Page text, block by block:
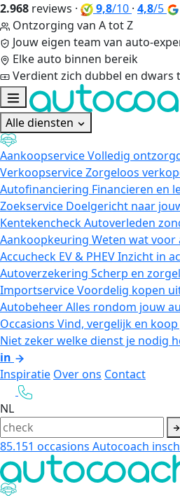
2.968 reviews · 9,8/10 · 4,8/5
Ontzorging van A tot Z
Jouw eigen team van auto-
Elke auto binnen bereik
Verdient zich dubbel en dwars
Alle diensten
AankoopserviceVolledig
VerkoopserviceZorgeloos
Autofinanciering Financieren en
Zoekservice Doelgericht naar
KentekencheckAutoverleden
Aankoopkeuring Weten wat
Accucheck EV & PHEVInzicht in
Autoverzekering Scherp en
ImportserviceVoordelig kopen
AutobeheerAlles rondom jouw
Occasions Vind, vergelijk en
Niet zeker welke dienst je nodig
in
Inspiratie Over ons Contact
NL
85.151 occasions Autocoach